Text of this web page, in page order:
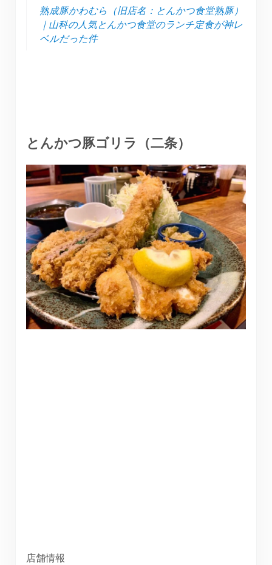
熟成豚かわむら（旧店名：とんかつ食堂熟豚）
｜山科の人気とんかつ食堂のランチ定食が神レ
ベルだった件
とんかつ豚ゴリラ（二条）
店舗情報